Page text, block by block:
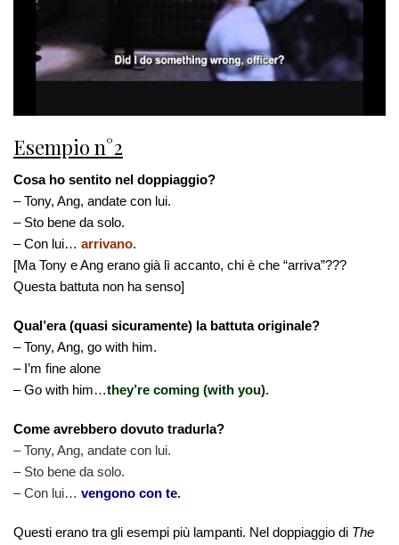
Esempio n°2
Cosa ho sentito nel doppiaggio?
– Tony, Ang, andate con lui.
– Sto bene da solo.
– Con lui… arrivano.
[Ma Tony e Ang erano già lì accanto, chi è che “arriva”???
Questa battuta non ha senso]
Qual’era (quasi sicuramente) la battuta originale?
– Tony, Ang, go with him.
– I’m fine alone
– Go with him…they’re coming (with you).
Come avrebbero dovuto tradurla?
– Tony, Ang, andate con lui.
– Sto bene da solo.
– Con lui… vengono con te.
Questi erano tra gli esempi più lampanti. Nel doppiaggio di The